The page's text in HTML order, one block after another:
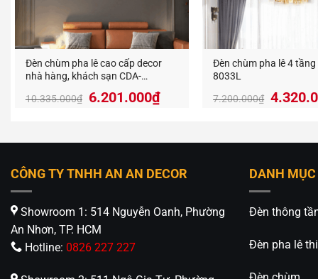
Hotline:
Đèn chùm pha lê cao cấp decor
nhà hàng, khách sạn CDA-
10.335.000₫
Giá
10.335.000₫.
6.201.000₫Giá
hiện
là:
Đèn chùm pha lê 4 tầng
8033L
7.200.000₫ Giá
CÔNG TY TNHH AN AN DECOR
Showroom 1: 514 Nguyễn Oanh, Phường
An Nhơn, TP. HCM
Hotline: 0826 227 227
DANH
Đèn thông
Đèn pha lê